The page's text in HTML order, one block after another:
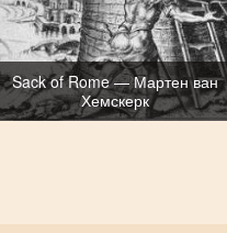
Sack of Rome — Мартен ван
Хемскерк